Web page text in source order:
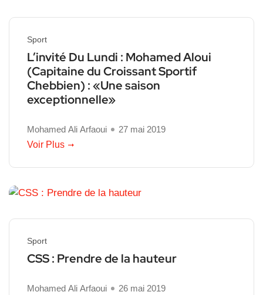
Sport
L’invité Du Lundi : Mohamed Aloui
(Capitaine du Croissant Sportif
Chebbien) : «Une saison
exceptionnelle»
Mohamed Ali Arfaoui
27 mai 2019
Voir Plus
Sport
CSS : Prendre de la hauteur
Mohamed Ali Arfaoui
26 mai 2019